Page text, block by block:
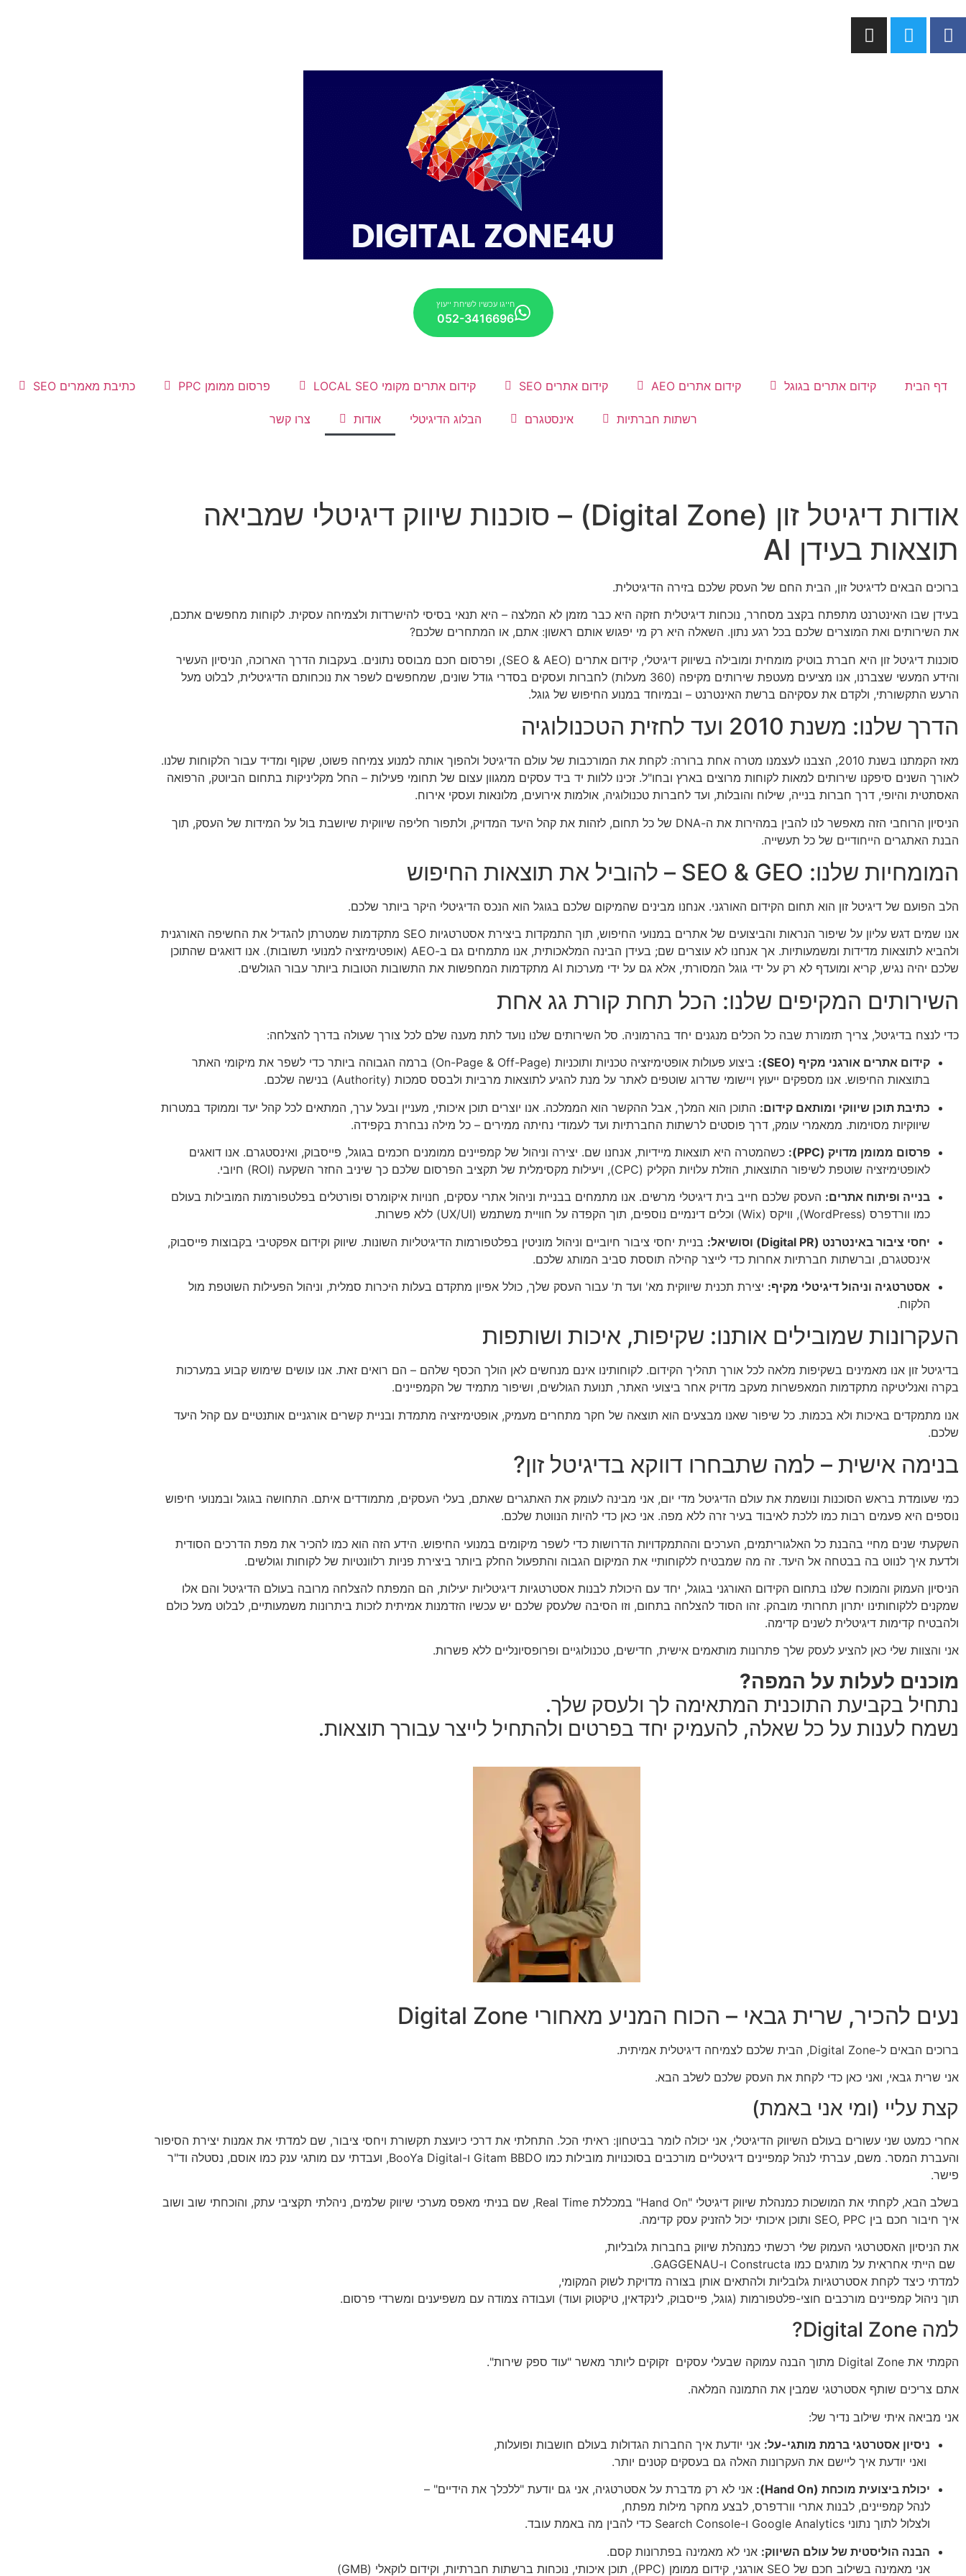
חייגו עכשיו לשיחת ייעוץ
052-3416696
דף הבית קידום אתרים בגוגל קידום אתרים AEO קידום אתרים SEO קידום אתרים מקומי LOCAL SEO פרסום ממומן PPC כתיבת מאמרים SEO
רשתות חברתיות אינסטגרם הבלוג הדיגיטלי אודות צרו קשר
אודות דיגיטל זון (Digital Zone) – סוכנות שיווק דיגיטלי שמביאה
תוצאות בעידן AI
ברוכים הבאים לדיגיטל זון, הבית החם של העסק שלכם בזירה הדיגיטלית.
בעידן שבו האינטרנט מתפתח בקצב מסחרר, נוכחות דיגיטלית חזקה היא כבר מזמן לא המלצה – היא תנאי בסיסי להישרדות ולצמיחה עסקית. לקוחות מחפשים אתכם,
את השירותים ואת המוצרים שלכם בכל רגע נתון. השאלה היא רק מי יפגוש אותם ראשון: אתם, או המתחרים שלכם?
סוכנות דיגיטל זון היא חברת בוטיק מומחית ומובילה בשיווק דיגיטלי, קידום אתרים (SEO & AEO), ופרסום חכם מבוסס נתונים. בעקבות הדרך הארוכה, הניסיון העשיר
והידע המעשי שצברנו, אנו מציעים מעטפת שירותים מקיפה (360 מעלות) לחברות ועסקים בסדרי גודל שונים, שמחפשים לשפר את נוכחותם הדיגיטלית, לבלוט מעל
הרעש התקשורתי, ולקדם את עסקיהם ברשת האינטרנט – ובמיוחד במנוע החיפוש של גוגל.
הדרך שלנו: משנת 2010 ועד לחזית הטכנולוגיה
מאז הקמתנו בשנת 2010, הצבנו לעצמנו מטרה אחת ברורה: לקחת את המורכבות של עולם הדיגיטל ולהפוך אותה למנוע צמיחה פשוט, שקוף ומדיד עבור הלקוחות שלנו.
לאורך השנים סיפקנו שירותים למאות לקוחות מרוצים בארץ ובחו"ל. זכינו ללוות יד ביד עסקים ממגוון עצום של תחומי פעילות – החל מקליניקות בתחום הביוטק, הרפואה
האסתטית והיופי, דרך חברות בנייה, שילוח והובלות, ועד לחברות טכנולוגיה, אולמות אירועים, מלונאות ועסקי אירוח.
הניסיון הרוחבי הזה מאפשר לנו להבין במהירות את ה-DNA של כל תחום, לזהות את קהל היעד המדויק, ולתפור חליפה שיווקית שיושבת בול על המידות של העסק, תוך
הבנת האתגרים הייחודיים של כל תעשייה.
המומחיות שלנו: SEO & GEO – להוביל את תוצאות החיפוש
הלב הפועם של דיגיטל זון הוא תחום הקידום האורגני. אנחנו מבינים שהמיקום שלכם בגוגל הוא הנכס הדיגיטלי היקר ביותר שלכם.
אנו שמים דגש עליון על שיפור הנראות והביצועים של אתרים במנועי החיפוש, תוך התמקדות ביצירת אסטרטגיות SEO מתקדמות שמטרתן להגדיל את החשיפה האורגנית
ולהביא לתוצאות מדידות ומשמעותיות. אך אנחנו לא עוצרים שם; בעידן הבינה המלאכותית, אנו מתמחים גם ב-AEO (אופטימיזציה למנועי תשובות). אנו דואגים שהתוכן
שלכם יהיה נגיש, קריא ומועדף לא רק על ידי גוגל המסורתי, אלא גם על ידי מערכות AI מתקדמות המחפשות את התשובות הטובות ביותר עבור הגולשים.
השירותים המקיפים שלנו: הכל תחת קורת גג אחת
כדי לנצח בדיגיטל, צריך תזמורת שבה כל הכלים מנגנים יחד בהרמוניה. סל השירותים שלנו נועד לתת מענה שלם לכל צורך שעולה בדרך להצלחה:
קידום אתרים אורגני מקיף (SEO):
ביצוע פעולות אופטימיזציה טכניות ותוכניות (On-Page & Off-Page) ברמה הגבוהה ביותר כדי לשפר את מיקומי האתר
בתוצאות החיפוש. אנו מספקים ייעוץ ויישומי שדרוג שוטפים לאתר על מנת להגיע לתוצאות מרביות ולבסס סמכות (Authority) בנישה שלכם.
כתיבת תוכן שיווקי ומותאם קידום: התוכן הוא המלך, אבל ההקשר הוא הממלכה. אנו יוצרים תוכן איכותי, מעניין ובעל ערך, המתאים לכל קהל יעד וממוקד במטרות
שיווקיות מסוימות. ממאמרי עומק, דרך פוסטים לרשתות החברתיות ועד לעמודי נחיתה ממירים – כל מילה נבחרת בקפידה.
פרסום ממומן מדויק (PPC):
כשהמטרה היא תוצאות מיידיות, אנחנו שם. יצירה וניהול של קמפיינים ממומנים חכמים בגוגל, פייסבוק, ואינסטגרם. אנו דואגים
לאופטימיזציה שוטפת לשיפור התוצאות, הוזלת עלויות הקליק (CPC), ויעילות מקסימלית של תקציב הפרסום שלכם כך שיניב החזר השקעה (ROI) חיובי.
בנייה ופיתוח אתרים: העסק שלכם חייב בית דיגיטלי מרשים. אנו מתמחים בבניית וניהול אתרי עסקים, חנויות איקומרס ופורטלים בפלטפורמות המובילות בעולם
כמו וורדפרס (WordPress), וויקס (Wix) וכלים דינמיים נוספים, תוך הקפדה על חוויית משתמש (UX/UI) ללא פשרות.
יחסי ציבור באינטרנט (Digital PR) וסושיאל:
בניית יחסי ציבור חיוביים וניהול מוניטין בפלטפורמות הדיגיטליות השונות. שיווק וקידום אפקטיבי בקבוצות פייסבוק,
אינסטגרם, וברשתות חברתיות אחרות כדי לייצר קהילה תוססת סביב המותג שלכם.
אסטרטגיה וניהול דיגיטלי מקיף: יצירת תכנית שיווקית מא' ועד ת' עבור העסק שלך, כולל אפיון מתקדם בעלות היכרות סמלית, וניהול הפעילות השוטפת מול
הלקוח.
העקרונות שמובילים אותנו: שקיפות, איכות ושותפות
בדיגיטל זון אנו מאמינים בשקיפות מלאה לכל אורך תהליך הקידום. לקוחותינו אינם מנחשים לאן הולך הכסף שלהם – הם רואים זאת. אנו עושים שימוש קבוע במערכות
בקרה ואנליטיקה מתקדמות המאפשרות מעקב מדויק אחר ביצועי האתר, תנועת הגולשים, ושיפור מתמיד של הקמפיינים.
אנו מתמקדים באיכות ולא בכמות. כל שיפור שאנו מבצעים הוא תוצאה של חקר מתחרים מעמיק, אופטימיזציה מתמדת ובניית קשרים אורגניים אותנטיים עם קהל היעד
שלכם.
בנימה אישית – למה שתבחרו דווקא בדיגיטל זון?
כמי שעומדת בראש הסוכנות ונושמת את עולם הדיגיטל מדי יום, אני מבינה לעומק את האתגרים שאתם, בעלי העסקים, מתמודדים איתם. התחושה בגוגל ובמנועי חיפוש
נוספים היא פעמים רבות כמו ללכת לאיבוד בעיר זרה ללא מפה. אני כאן כדי להיות הנווטת שלכם.
השקעתי שנים מחיי בהבנת כל האלגוריתמים, הערכים וההתמקדויות הדרושות כדי לשפר מיקומים במנועי החיפוש. הידע הזה הוא כמו להכיר את מפת הדרכים הסודית
ולדעת איך לנווט בה בבטחה אל היעד. זה מה שמבטיח ללקוחותיי את המיקום הגבוה והתפעול החלק ביותר ביצירת פניות רלוונטיות של לקוחות וגולשים.
הניסיון העמוק והמוכח שלנו בתחום הקידום האורגני בגוגל, יחד עם היכולת לבנות אסטרטגיות דיגיטליות יעילות, הם המפתח להצלחה מרובה בעולם הדיגיטל והם אלו
שמקנים ללקוחותינו יתרון תחרותי מובהק. זהו הסוד להצלחה בתחום, וזו הסיבה שלעסק שלכם יש עכשיו הזדמנות אמיתית לזכות ביתרונות משמעותיים, לבלוט מעל כולם
ולהבטיח קדימות דיגיטלית לשנים קדימה.
אני והצוות שלי כאן להציע לעסק שלך פתרונות מותאמים אישית, חדישים, טכנולוגיים ופרופסיונליים ללא פשרות.
מוכנים לעלות על המפה?
נתחיל בקביעת התוכנית המתאימה לך ולעסק שלך.
נשמח לענות על כל שאלה, להעמיק יחד בפרטים ולהתחיל לייצר עבורך תוצאות.
נעים להכיר, שרית גבאי – הכוח המניע מאחורי Digital Zone
ברוכים הבאים ל-Digital Zone, הבית שלכם לצמיחה דיגיטלית אמיתית.
אני שרית גבאי, ואני כאן כדי לקחת את העסק שלכם לשלב הבא.
קצת עליי (ומי אני באמת)
אחרי כמעט שני עשורים בעולם השיווק הדיגיטלי, אני יכולה לומר בביטחון: ראיתי הכל. התחלתי את דרכי כיועצת תקשורת ויחסי ציבור, שם למדתי את אמנות יצירת הסיפור
והעברת המסר. משם, עברתי לנהל קמפיינים דיגיטליים מורכבים בסוכנויות מובילות כמו Gitam BBDO ו-BooYa Digital, ועבדתי עם מותגי ענק כמו אוסם, נסטלה וד"ר
פישר.
בשלב הבא, לקחתי את המושכות כמנהלת שיווק דיגיטלי "Hand On" במכללת Real Time, שם בניתי מאפס מערכי שיווק שלמים, ניהלתי תקציבי עתק, והוכחתי שוב ושוב
איך חיבור חכם בין SEO, PPC ותוכן איכותי יכול להזניק עסק קדימה.
את הניסיון האסטרטגי העמוק שלי רכשתי כמנהלת שיווק בחברות גלובליות,
שם הייתי אחראית על מותגים כמו Constructa ו-GAGGENAU.
למדתי כיצד לקחת אסטרטגיות גלובליות ולהתאים אותן בצורה מדויקת לשוק המקומי,
תוך ניהול קמפיינים מורכבים חוצי-פלטפורמות (גוגל, פייסבוק, לינקדאין, טיקטוק ועוד) ועבודה צמודה עם משפיענים ומשרדי פרסום.
למה Digital Zone?
הקמתי את Digital Zone מתוך הבנה עמוקה שבעלי עסקים זקוקים ליותר מאשר "עוד ספק שירות".
אתם צריכים שותף אסטרטגי שמבין את התמונה המלאה.
אני מביאה איתי שילוב נדיר של:
ניסיון אסטרטגי ברמת מותגי-על: אני יודעת איך החברות הגדולות בעולם חושבות ופועלות,
ואני יודעת איך ליישם את העקרונות האלה גם בעסקים קטנים יותר.
יכולת ביצועית מוכחת (Hand On):
אני לא רק מדברת על אסטרטגיה, אני גם יודעת "ללכלך את הידיים" –
לנהל קמפיינים, לבנות אתרי וורדפרס, לבצע מחקר מילות מפתח,
ולצלול לתוך נתוני Google Analytics ו-Search Console כדי להבין מה באמת עובד.
הבנה הוליסטית של עולם השיווק: אני לא מאמינה בפתרונות קסם.
אני מאמינה בשילוב חכם של SEO אורגני, קידום ממומן (PPC), תוכן איכותי, נוכחות ברשתות חברתיות, וקידום לוקאלי (GMB)